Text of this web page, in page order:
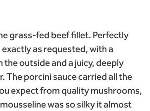
grass-fed beef fillet. Perfectly
as requested, with a
the outside and a juicy, deeply
The porcini sauce carried all the
expect from quality mushrooms,
was so silky it almost